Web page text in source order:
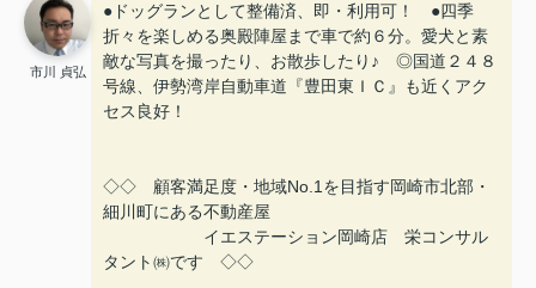
市川 貞弘
●ドッグランとして整備済、即・利用可！ ●四季
折々を楽しめる奥殿陣屋まで車で約６分。愛犬と素
敵な写真を撮ったり、お散歩したり♪ ◎国道２４８
号線、伊勢湾岸自動車道『豊田東ＩＣ』も近くアク
セス良好！
◇◇ 顧客満足度・地域No.1を目指す岡崎市北部・
細川町にある不動産屋
イエステーション岡崎店 栄コンサル
タント㈱です ◇◇